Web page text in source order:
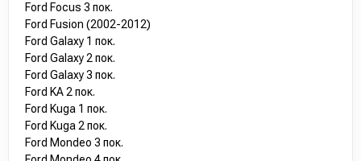
Ford Focus 3 пок.
Ford Fusion (2002-2012)
Ford Galaxy 1 пок.
Ford Galaxy 2 пок.
Ford Galaxy 3 пок.
Ford KA 2 пок.
Ford Kuga 1 пок.
Ford Kuga 2 пок.
Ford Mondeo 3 пок.